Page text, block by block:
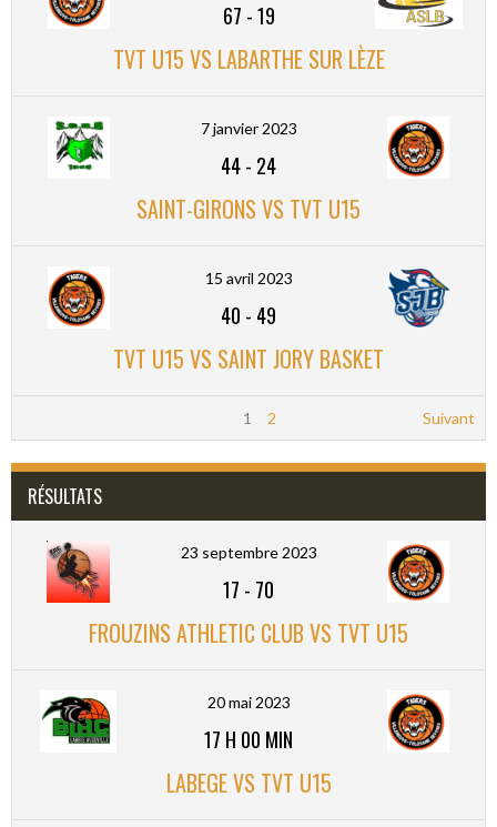
67 -19
TVT U15 VS LABARTHE SUR LÈZE
7 janvier 2023
44- 24
SAINT-GIRONS VS TVT U15
15 avril 2023
40 - 49
TVT U15 VS SAINT JORY BASKET
1 2 Suivant
RÉSULTATS
23 septembre 2023
17 - 70
FROUZINS ATHLETIC CLUB VS TVT U15
20 mai 2023
17 H 00 MIN
LABEGE VS TVT U15